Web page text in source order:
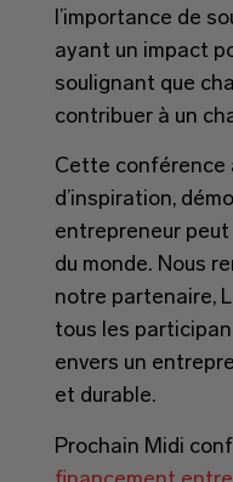
l’importance de
ayant un impact
soulignant que
contribuer à un
Cette conférence
d’inspiration,
entrepreneur
du monde. Nous
notre partenaire,
tous les
envers un
et durable.
Prochain Midi